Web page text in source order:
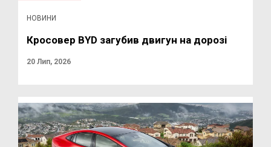
НОВИНИ
Кросовер BYD загубив двигун на дорозі
20 Лип, 2026